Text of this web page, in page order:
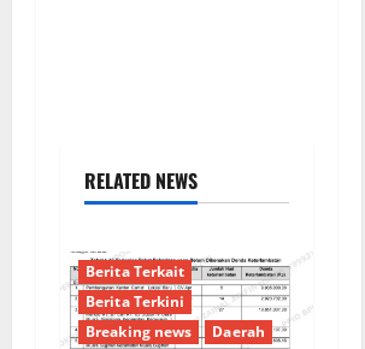
RELATED NEWS
Berita Terkait
Berita Terkini
Breaking news
Daerah